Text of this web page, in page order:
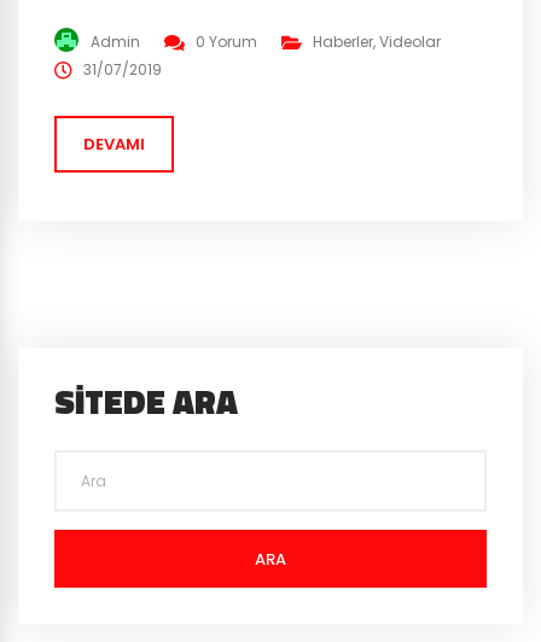
oyuncular erişebilecek. Yeni gelecek Sniper Assassin
modunda 2 hedefi ortadan kaldırmak ve bir
Görünüşe göre Rus Mafyasından Roman Khabko ‘yu ve
hapishane müdürü...
Admin 0 Yorum Haberler,Videolar
31/07/2019
DEVAMI
SITEDE ARA
ARA